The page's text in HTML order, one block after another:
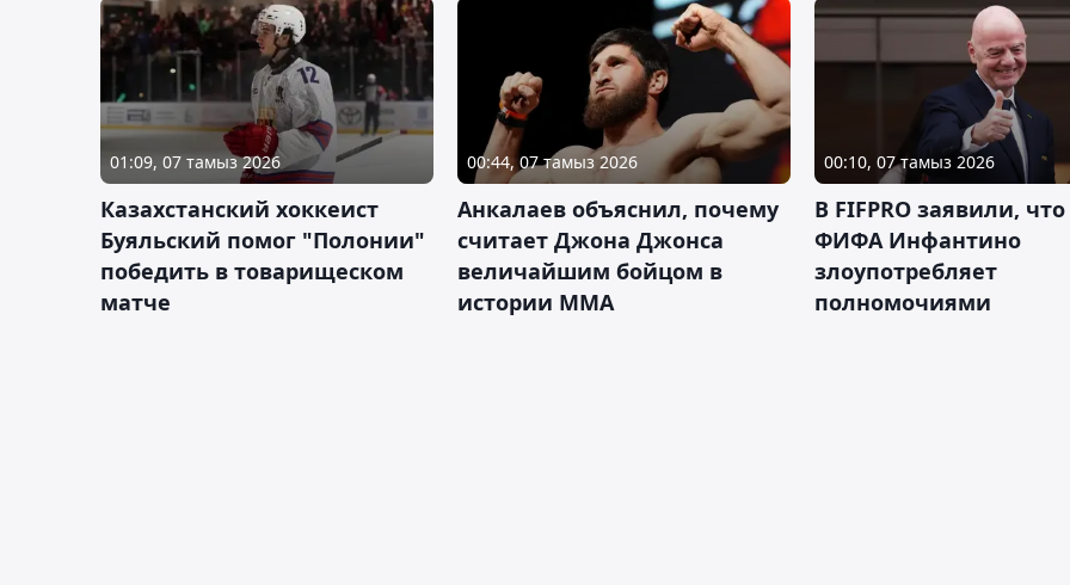
01:09, 07 тамыз 2026
Казахстанский хоккеист
Буяльский помог "Полонии"
победить в товарищеском
матче
00:44, 07 тамыз 2026
Анкалаев объяснил, почему
считает Джона Джонса
величайшим бойцом в
истории ММА
00:10, 07 тамыз 2026
В FIFPRO заявили,
ФИФА Инфантино
злоупотребляет
полномочиями